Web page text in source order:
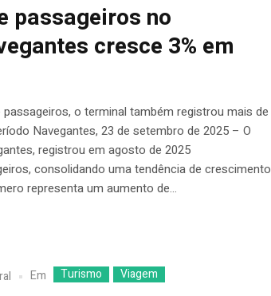
passageiros no
cresce 3% em
o terminal também registrou mais de
Navegantes, 23 de setembro de 2025 – O
registrou em agosto de 2025
consolidando uma tendência de crescimento
representa um aumento de...
Em Turismo Viagem